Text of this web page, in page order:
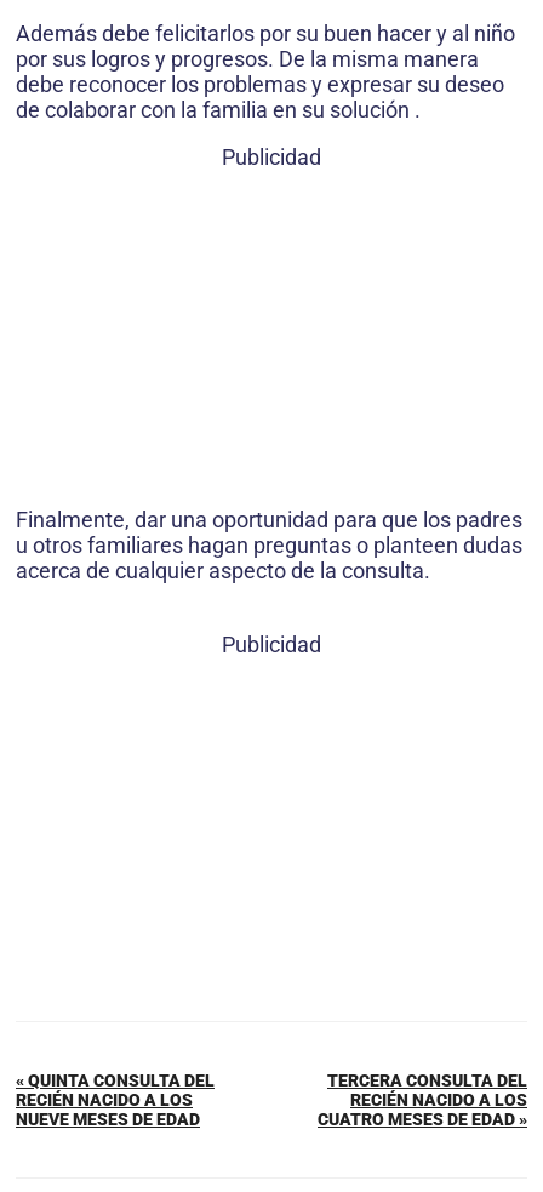
Además debe felicitarlos por su buen hacer y al niño
por sus logros y progresos. De la misma manera
debe reconocer los problemas y expresar su deseo
de colaborar con la familia en su solución .
Publicidad
Finalmente, dar una oportunidad para que los padres
u otros familiares hagan preguntas o planteen dudas
acerca de cualquier aspecto de la consulta.
Publicidad
« QUINTA CONSULTA DEL
RECIÉN NACIDO A LOS
NUEVE MESES DE EDAD
TERCERA CONSULTA DEL
RECIÉN NACIDO A LOS
CUATRO MESES DE EDAD »